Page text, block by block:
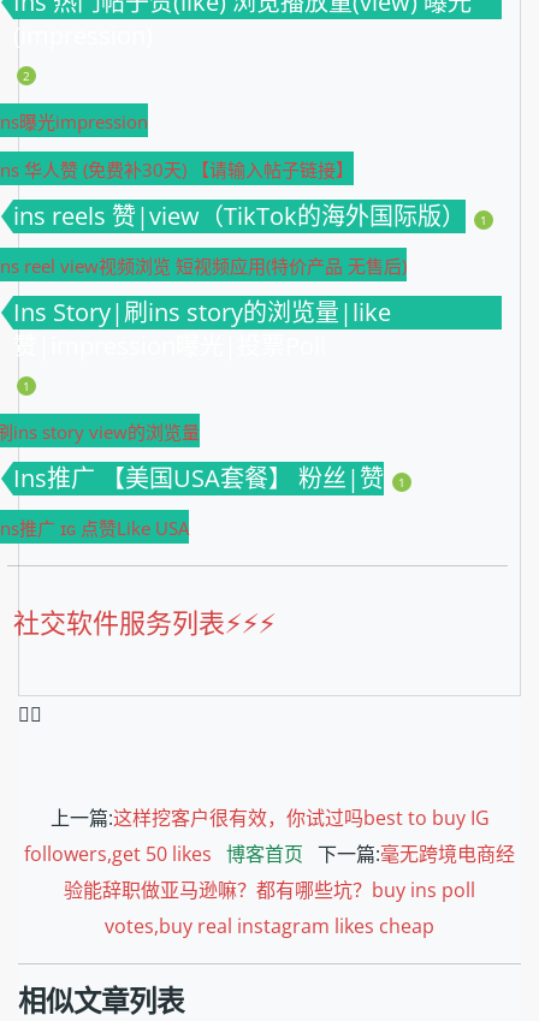
(impression)
2
曝光impression
华人赞 (免费补30天) 【请输入帖子链接】
ins reels 赞|view（TikTok的海外国际版） 1
reel view视频浏览 短视频应用(特价产品 无售后)
Ins Story|刷ins story的浏览量|like
赞|impression曝光|投票Poll
1
ins story view的浏览量
Ins推广 【美国USA套餐】 粉丝|赞 1
推广 ɪɢ 点赞Like USA
社交软件服务列表⚡️⚡️⚡️
❤️‍🔥
上一篇:这样挖客户很有效，你试过吗best to buy IG
followers,get 50 likes 博客首页 下一篇:毫无跨境电商经
验能辞职做亚马逊嘛？都有哪些坑？buy ins poll
votes,buy real instagram likes cheap
相似文章列表